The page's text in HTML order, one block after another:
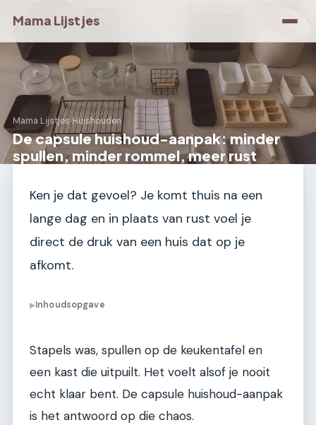
Mama Lijstjes
Mama Lijstjes›Huishouden
De capsule huishoud-aanpak: minder
spullen, minder rommel, meer rust
Ken je dat gevoel? Je komt thuis na een
lange dag en in plaats van rust voel je
direct de druk van een huis dat op je
afkomt.
▶Inhoudsopgave
Stapels was, spullen op de keukentafel en
een kast die uitpuilt. Het voelt alsof je nooit
echt klaar bent. De capsule huishoud-aanpak
is het antwoord op die chaos.